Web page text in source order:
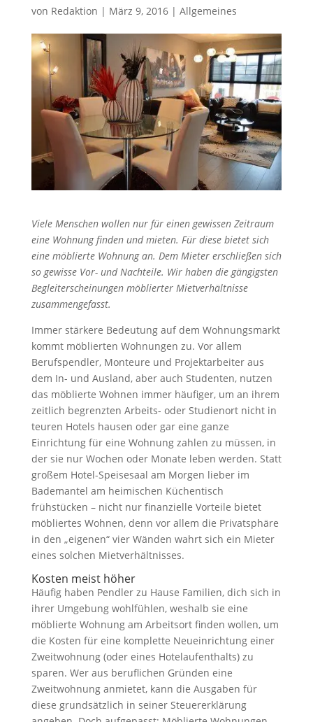
von Redaktion | März 9, 2016| Allgemeines
Viele Menschen wollen nur für einen gewissen Zeitraum
eine Wohnung finden und mieten. Für diese bietet sich
eine möblierte Wohnung an. Dem Mieter erschließen sich
so gewisse Vor- und Nachteile. Wir haben die gängigsten
Begleiterscheinungen möblierter Mietverhältnisse
zusammengefasst.
Immer stärkere Bedeutung auf dem Wohnungsmarkt
kommt möblierten Wohnungen zu. Vor allem
Berufspendler, Monteure und Projektarbeiter aus
dem In- und Ausland, aber auch Studenten, nutzen
das möblierte Wohnen immer häufiger, um an ihrem
zeitlich begrenzten Arbeits- oder Studienort nicht in
teuren Hotels hausen oder gar eine ganze
Einrichtung für eine Wohnung zahlen zu müssen, in
der sie nur Wochen oder Monate leben werden. Statt
großem Hotel-Speisesaal am Morgen lieber im
Bademantel am heimischen Küchentisch
frühstücken – nicht nur finanzielle Vorteile bietet
möbliertes Wohnen, denn vor allem die Privatsphäre
in den „eigenen“ vier Wänden wahrt sich ein Mieter
eines solchen Mietverhältnisses.
Kosten meist höher
Häufig haben Pendler zu Hause Familien, dich sich in
ihrer Umgebung wohlfühlen, weshalb sie eine
möblierte Wohnung am Arbeitsort finden wollen, um
die Kosten für eine komplette Neueinrichtung einer
Zweitwohnung (oder eines Hotelaufenthalts) zu
sparen. Wer aus beruflichen Gründen eine
Zweitwohnung anmietet, kann die Ausgaben für
diese grundsätzlich in seiner Steuererklärung